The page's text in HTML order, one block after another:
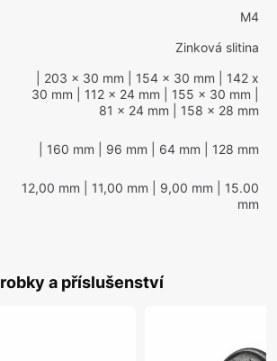
M4
Zinková slitina
| 203 x 30 mm | 154 x 30 mm | 142 x
30 mm | 112 x 24 mm | 155 x 30 mm
81 x 24 mm | 158 x 28 mm
| 160 mm | 96 mm | 64 mm | 128 mm
12,00 mm | 11,00 mm | 9,00 mm | 15.00
mm
a příslušenství